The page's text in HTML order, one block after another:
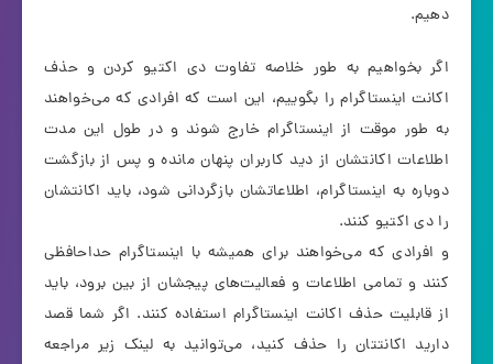
دهیم.
اگر بخواهیم به طور خلاصه تفاوت دی اکتیو کردن و حذف
اکانت اینستاگرام را بگوییم، این است که افرادی که می‌خواهند
به طور موقت از اینستاگرام خارج شوند و در طول این مدت
اطلاعات اکانتشان از دید کاربران پنهان مانده و پس از بازگشت
دوباره به اینستاگرام، اطلاعاتشان بازگردانی شود، باید اکانتشان
را دی اکتیو کنند.
و افرادی که می‌خواهند برای همیشه با اینستاگرام حداحافظی
کنند و تمامی اطلاعات و فعالیت‌های پیجشان از بین برود، باید
از قابلیت حذف اکانت اینستاگرام استفاده کنند. اگر شما قصد
دارید اکانتتان را حذف کنید، می‌توانید به لینک زیر مراجعه